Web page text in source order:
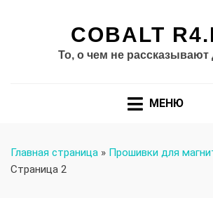
COBALT
То, о чем не
МЕНЮ
Главная страница » Прошивки для
Страница 2